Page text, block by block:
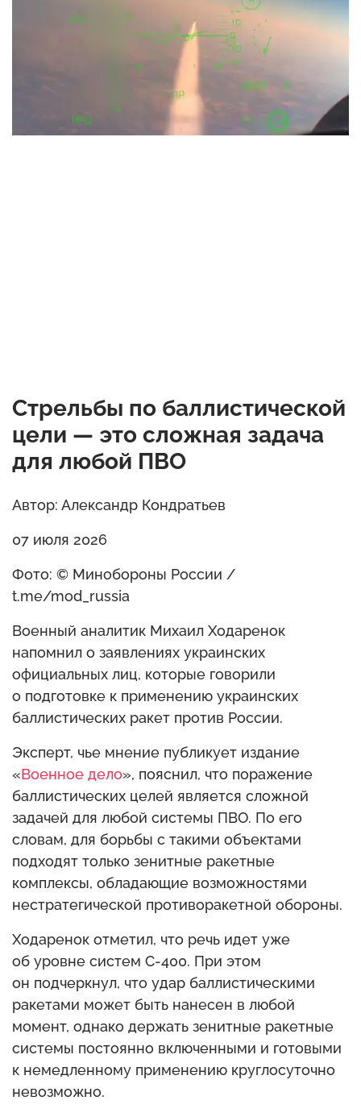
Стрельбы по баллистической
цели — это сложная задача
для любой ПВО
Автор: Александр Кондратьев
07 июля 2026
Фото: © Минобороны России /
t.me/mod_russia
Военный аналитик Михаил Ходаренок
напомнил о заявлениях украинских
официальных лиц, которые говорили
о подготовке к применению украинских
баллистических ракет против России.
Эксперт, чье мнение публикует издание
«Военное дело», пояснил, что поражение
баллистических целей является сложной
задачей для любой системы ПВО. По его
словам, для борьбы с такими объектами
подходят только зенитные ракетные
комплексы, обладающие возможностями
нестратегической противоракетной обороны.
Ходаренок отметил, что речь идет уже
об уровне систем С-400. При этом
он подчеркнул, что удар баллистическими
ракетами может быть нанесен в любой
момент, однако держать зенитные ракетные
системы постоянно включенными и готовыми
к немедленному применению круглосуточно
невозможно.